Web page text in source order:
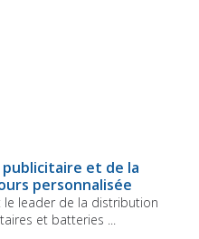
publicitaire et de la
personnalisée
le leader de la distribution
et batteries ...